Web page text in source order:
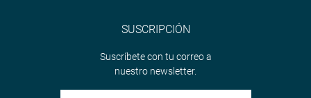
SUSCRIPCIÓN
Suscríbete con tu correo a
nuestro newsletter.